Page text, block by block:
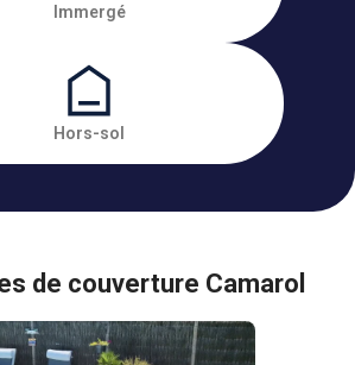
Immergé
Hors-sol
de couverture Camarol